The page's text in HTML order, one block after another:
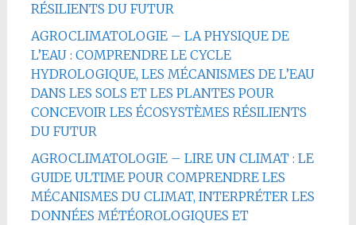
RÉSILIENTS DU FUTUR
AGROCLIMATOLOGIE – LA PHYSIQUE DE
L’EAU : COMPRENDRE LE CYCLE
HYDROLOGIQUE, LES MÉCANISMES DE L’EAU
DANS LES SOLS ET LES PLANTES POUR
CONCEVOIR LES ÉCOSYSTÈMES RÉSILIENTS
DU FUTUR
AGROCLIMATOLOGIE – LIRE UN CLIMAT : LE
GUIDE ULTIME POUR COMPRENDRE LES
MÉCANISMES DU CLIMAT, INTERPRÉTER LES
DONNÉES MÉTÉOROLOGIQUES ET